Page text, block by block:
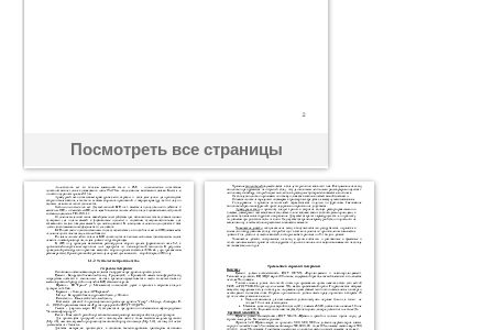
Посмотреть все страницы